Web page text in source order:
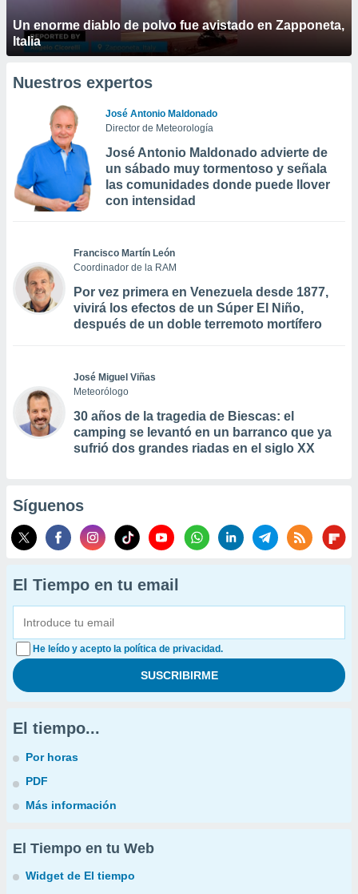
Un enorme diablo de polvo fue avistado en Zapponeta,
Italia
Nuestros expertos
José Antonio Maldonado
Director de Meteorología
José Antonio Maldonado advierte de
un sábado muy tormentoso y señala
las comunidades donde puede llover
con intensidad
Francisco Martín León
Coordinador de la RAM
Por vez primera en Venezuela desde 1877,
vivirá los efectos de un Súper El Niño,
después de un doble terremoto mortífero
José Miguel Viñas
Meteorólogo
30 años de la tragedia de Biescas: el
camping se levantó en un barranco que ya
sufrió dos grandes riadas en el siglo XX
Síguenos
El Tiempo en tu email
He leído y acepto la política de privacidad.
El tiempo...
Por horas
PDF
Más información
El Tiempo en tu Web
Widget de El tiempo